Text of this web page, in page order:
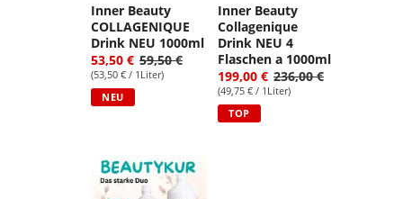
Inner Beauty
COLLAGENIQUE
Drink NEU 1000ml
53,50 € 59,50 €
(53,50 € / 1Liter)
NEU
Inner Beauty
Collagenique
Drink NEU 4
Flaschen a 1000ml
199,00 € 236,00 €
(49,75 € / 1Liter)
TOP